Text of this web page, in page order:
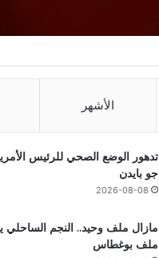
الأشهر
تدهور الوضع الصحي للرئيس
جو بايدن
2026-08-08
مازال ملف وحيد.. النجم
ملف بوغطاس